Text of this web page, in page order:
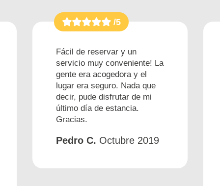
/5
Fácil de reservar y un
servicio muy conveniente! La
gente era acogedora y el
lugar era seguro. Nada que
decir, pude disfrutar de mi
último día de estancia.
Gracias.
Pedro C. Octubre 2019